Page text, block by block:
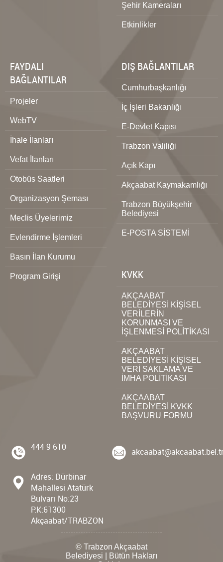
Şehir Kameraları
Etkinlikler
FAYDALI
BAĞLANTILAR
Projeler
WebTV
İhale İlanları
Vefat İlanları
Otobüs Saatleri
Organizasyon Şeması
Meclis Üyelerimiz
Evlendirme İşlemleri
Basın İlan Kurumu
Program Girişi
DIŞ BAĞLANTILAR
Cumhurbaşkanlığı
İç İşleri Bakanlığı
E-Devlet Kapısı
Trabzon Valiliği
Açık Kapı
Akçaabat Kaymakamlığı
Trabzon Büyükşehir
Belediyesi
E-POSTA SİSTEMİ
KVKK
AKÇAABAT
BELEDİYESİ KİŞİSEL
VERİLERİN
KORUNMASI VE
İŞLENMESİ POLİTİKASI
AKÇAABAT
BELEDİYESİ KİŞİSEL
VERİ SAKLAMA VE
İMHA POLİTİKASI
AKÇAABAT
BELEDİYESİ KVKK
BAŞVURU FORMU
444 9 610
Adres: Dürbinar
Mahallesi Atatürk
Bulvarı No:23
P.K:61300
Akçaabat/TRABZON
© Trabzon Akçaabat
Belediyesi | Bütün Hakları